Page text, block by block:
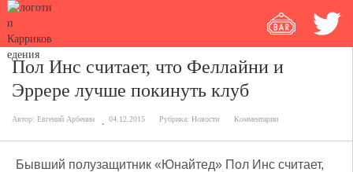
Пол Инс считает, что Феллайни и
Эррере лучше покинуть клуб
Автор: Евгений Арбенин 04.12.2015 Рубрика: Новости Комментарии
Бывший полузащитник «Юнайтед» Пол Инс считает,